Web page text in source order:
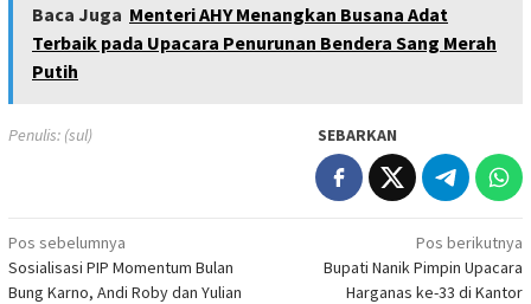
Baca Juga Menteri AHY Menangkan Busana Adat
Terbaik pada Upacara Penurunan Bendera Sang Merah
Putih
Penulis: (sul) SEBARKAN
Navigasi
pos
Pos sebelumnya
Sosialisasi PIP Momentum Bulan
Bung Karno, Andi Roby dan Yulian
Pos berikutnya
Bupati Nanik Pimpin Upacara
Harganas ke-33 di Kantor